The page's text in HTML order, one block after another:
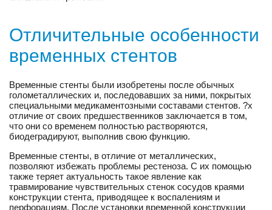
Отличительные особенности
временных стентов
Временные стенты были изобретены после обычных
голометаллических и, последовавших за ними, покрытых
специальными медикаментозными составами стентов. ?х
отличие от своих предшественников заключается в том,
что они со временем полностью растворяются,
биодеградируют, выполнив свою функцию.
Временные стенты, в отличие от металлических,
позволяют избежать проблемы рестеноза. С их помощью
также теряет актуальность такое явление как
травмирование чувствительных стенок сосудов краями
конструкции стента, приводящее к воспалениям и
перфорациям. После установки временной конструкции